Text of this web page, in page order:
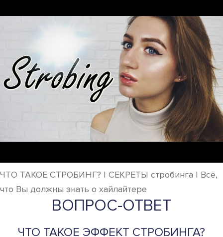
ЧТО ТАКОЕ СТРОБИНГ? | СЕКРЕТЫ стробинга | Всё,
что Вы должны знать о хайлайтере
ВОПРОС-ОТВЕТ
ЧТО ТАКОЕ ЭФФЕКТ СТРОБИНГА?